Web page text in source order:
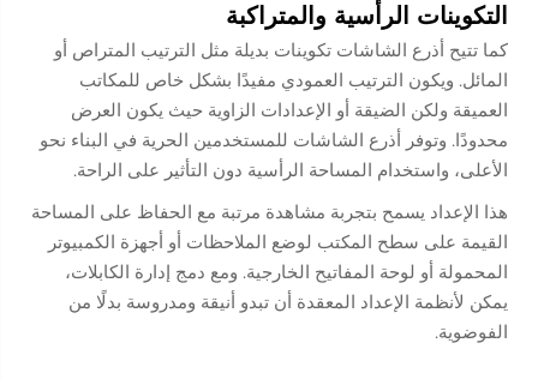
التكوينات الرأسية والمتراكبة
كما تتيح أذرع الشاشات تكوينات بديلة مثل الترتيب المتراص أو
المائل. ويكون الترتيب العمودي مفيدًا بشكل خاص للمكاتب
العميقة ولكن الضيقة أو الإعدادات الزاوية حيث يكون العرض
محدودًا. وتوفر أذرع الشاشات للمستخدمين الحرية في البناء نحو
الأعلى، واستخدام المساحة الرأسية دون التأثير على الراحة.
هذا الإعداد يسمح بتجربة مشاهدة مرتبة مع الحفاظ على المساحة
القيمة على سطح المكتب لوضع الملاحظات أو أجهزة الكمبيوتر
المحمولة أو لوحة المفاتيح الخارجية. ومع دمج إدارة الكابلات،
يمكن لأنظمة الإعداد المعقدة أن تبدو أنيقة ومدروسة بدلًا من
الفوضوية.